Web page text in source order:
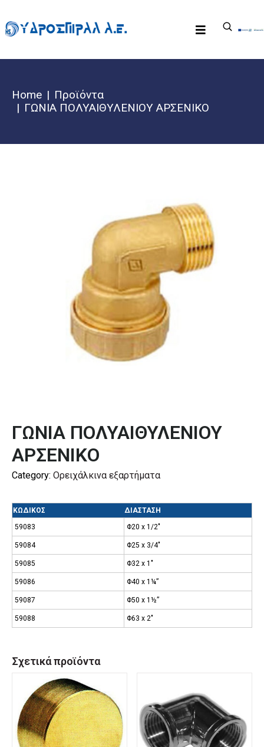
Home
Προϊόντα
ΓΩΝΙΑ ΠΟΛΥΑΙΘΥΛΕΝΙΟΥ ΑΡΣΕΝΙΚΟ
ΓΩΝΙΑ ΠΟΛΥΑΙΘΥΛΕΝΙΟΥ
ΑΡΣΕΝΙΚΟ
Category: Ορειχάλκινα εξαρτήματα
ΚΩΔΙΚΟΣ
ΔΙΑΣΤΑΣΗ
59083
Φ20 x 1/2″
59084 Φ25 x 3/4″
59085 Φ32 x 1″
59086 Φ40 x 1¼”
59087 Φ50 x 1½”
59088 Φ63 x 2″
Σχετικά προϊόντα